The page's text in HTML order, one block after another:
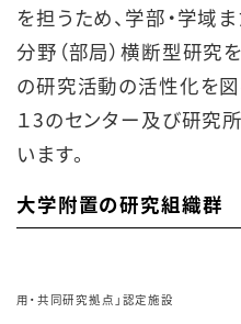
を担うため、学部・学域
分野（部局）横断型研究
の研究活動の活性化を図
１3のセンター及び研究
います。
大学附置の研究
用・共同研究拠点」認定施設